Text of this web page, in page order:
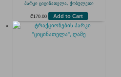
პარკი ციცინათელა, ქობულეთი
₾ 170.00 Add to Cart